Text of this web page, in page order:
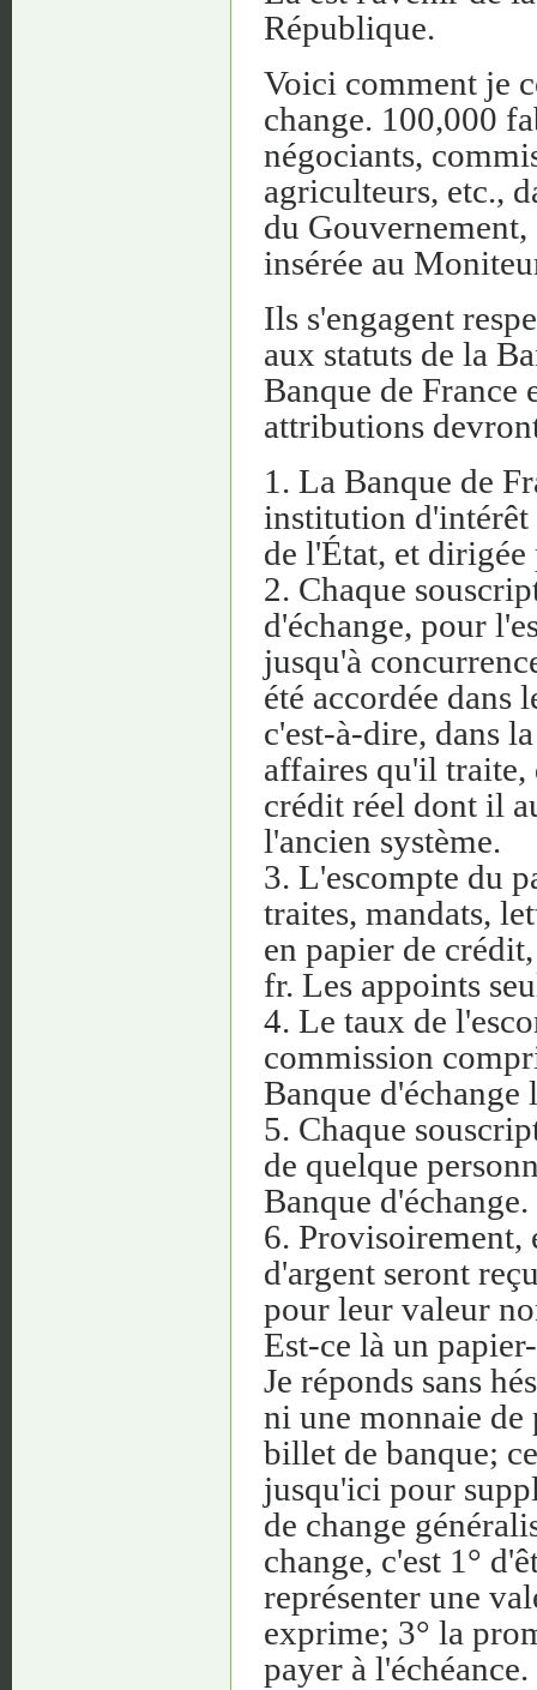
République.
Voici comment je
change. 100,000
négociants,
agriculteurs, etc.,
du
insérée au
Ils s'engagent
aux statuts de la
Banque de France
attributions
1. La Banque de
institution d'intérêt
de l'État, et dirigée
2. Chaque
d'échange, pour
jusqu'à
été accordée dans
c'est-à-dire, dans
affaires qu'il traite,
crédit réel dont il
l'ancien système.
3. L'escompte du
traites, mandats,
en papier de
fr. Les appoints
4. Le taux de
commission
Banque d'échange
5. Chaque
de quelque
Banque d'échange.
6. Provisoirement,
d'argent seront
pour leur valeur
Est-ce là un
Je réponds sans
ni une monnaie
billet de banque;
jusqu'ici pour
de change
change, c'est 1°
représenter une
exprime; 3° la
payer à l'échéance.